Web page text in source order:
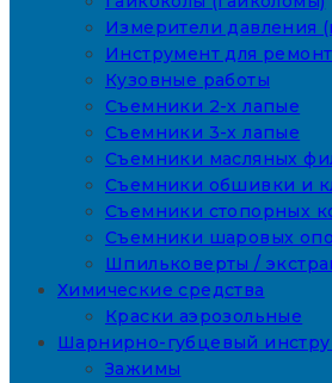
Измерители давления
Инструмент для
Кузовные работы
Съемники 2-х лапые
Съемники 3-х лапые
Съемники масляных
Съемники обшивки и
Съемники стопорных
Съемники шаровых
Шпильковерты /
Химические средства
Краски аэрозольные
Шарнирно-губцевый
Зажимы